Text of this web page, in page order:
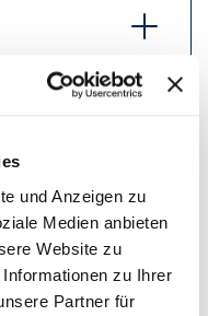
und Anzeigen zu
Medien anbieten
Website zu
zu Ihrer
Partner für
Lieferzeiten für andere
.